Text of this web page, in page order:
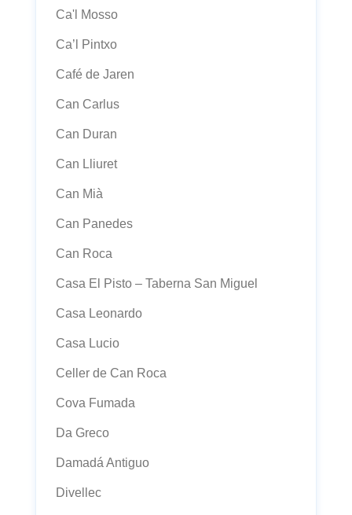
Ca'l Mosso
Ca’l Pintxo
Café de Jaren
Can Carlus
Can Duran
Can Lliuret
Can Mià
Can Panedes
Can Roca
Casa El Pisto – Taberna San Miguel
Casa Leonardo
Casa Lucio
Celler de Can Roca
Cova Fumada
Da Greco
Damadá Antiguo
Divellec